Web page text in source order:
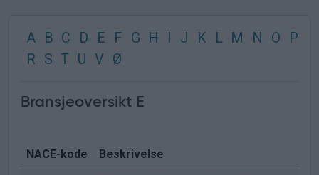
A B C D E F G H I J K L M N O
P
R S T U V Ø
Bransjeoversikt E
NACE-kode Beskrivelse